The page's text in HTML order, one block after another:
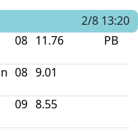
2/8 13:20
08 11.76 PB
08 9.01
09 8.55